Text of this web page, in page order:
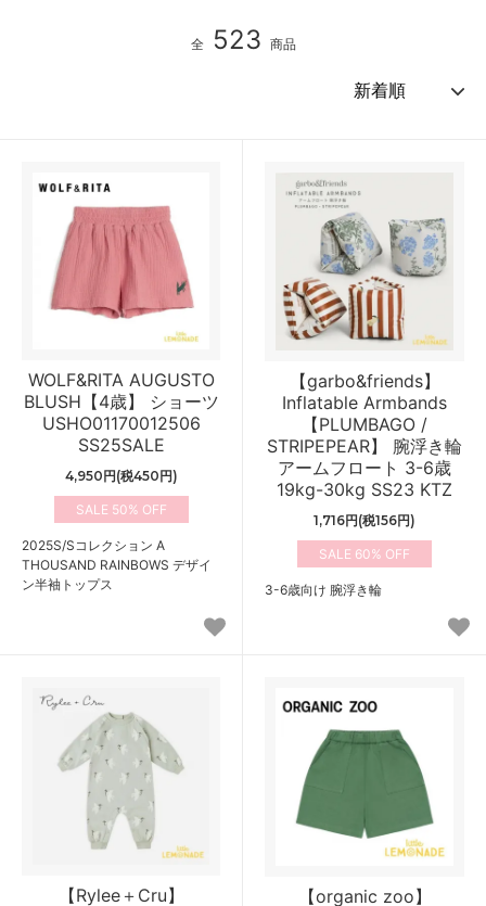
全 523 商品
WOLF&RITA AUGUSTO
BLUSH【4歳】 ショーツ
USHO01170012506
SS25SALE
4,950円(税450円)
50%
2025S/Sコレクション A
THOUSAND RAINBOWS デザイ
ン半袖トップス
【garbo&friends】
Inflatable Armbands
【PLUMBAGO /
STRIPEPEAR】 腕浮き輪
アームフロート 3-6歳
19kg-30kg SS23 KTZ
1,716円(税156円)
60%
3-6歳向け 腕浮き輪
【Rylee＋Cru】
【organic zoo】